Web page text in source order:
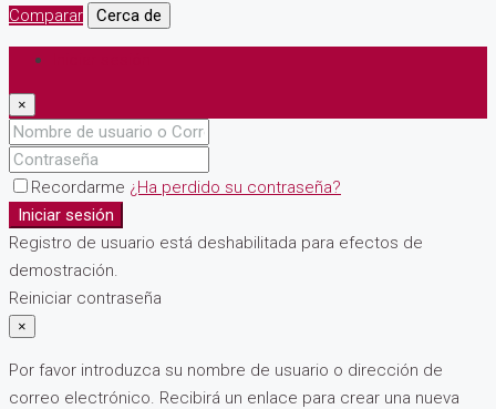
Comparar Cerca de
×
Recordarme ¿Ha perdido su contraseña?
Iniciar sesión
Registro de usuario está deshabilitada para efectos de
demostración.
Reiniciar contraseña
×
Por favor introduzca su nombre de usuario o dirección de
correo electrónico. Recibirá un enlace para crear una nueva